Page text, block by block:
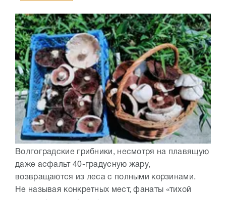
Волгоградские грибники, несмотря на плавящую
даже асфальт 40-градусную жару,
возвращаются из леса с полными корзинами.
Не называя конкретных мест, фанаты «тихой